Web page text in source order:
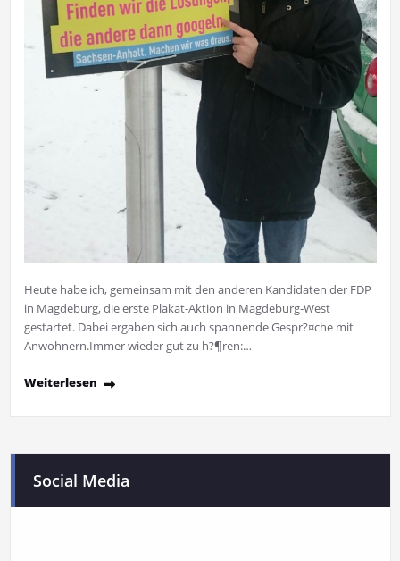
Heute habe ich, gemeinsam mit den anderen Kandidaten der FDP
in Magdeburg, die erste Plakat-Aktion in Magdeburg-West
gestartet. Dabei ergaben sich auch spannende Gespr?¤che mit
Anwohnern.Immer wieder gut zu h?¶ren:…
Weiterlesen
Social Media